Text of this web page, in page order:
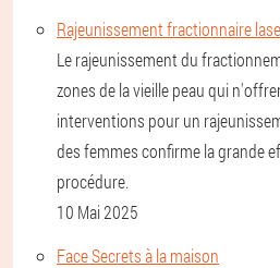
Rajeunissement fractionnaire
Le rajeunissement du
zones de la vieille peau qui
interventions pour un
des femmes confirme la grande
procédure.
10 Mai 2025
Face Secrets à la maison